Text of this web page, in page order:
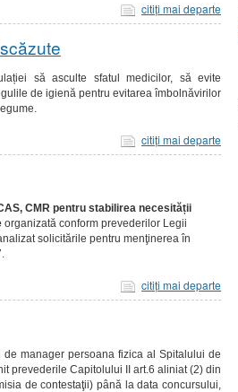
citiţi mai departe
să asculte sfatul medicilor, să evite
de igienă pentru evitarea îmbolnăvirilor
citiţi mai departe
CMR pentru stabilirea necesității
organizată conform prevederilor Legii
solicitările pentru menţinerea în
citiţi mai departe
manager persoana fizica al Spitalului de
prevederile Capitolului II art.6 aliniat (2) din
de contestaţii) până la data concursului,